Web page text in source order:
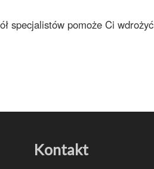
specjalistów pomoże Ci wdrożyć
Kontakt